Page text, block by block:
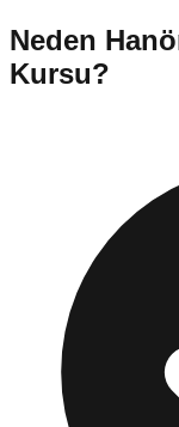
Neden
Kursu?